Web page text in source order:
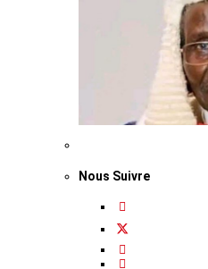
Nous Suivre